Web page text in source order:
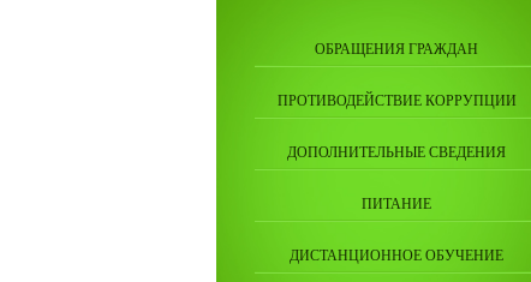
ОБРАЩЕНИЯ ГРАЖДАН
ПРОТИВОДЕЙСТВИЕ КОРРУПЦИИ
ДОПОЛНИТЕЛЬНЫЕ СВЕДЕНИЯ
ПИТАНИЕ
ДИСТАНЦИОННОЕ ОБУЧЕНИЕ